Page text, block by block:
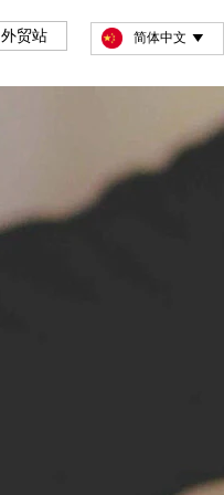
外贸站 简体中文 